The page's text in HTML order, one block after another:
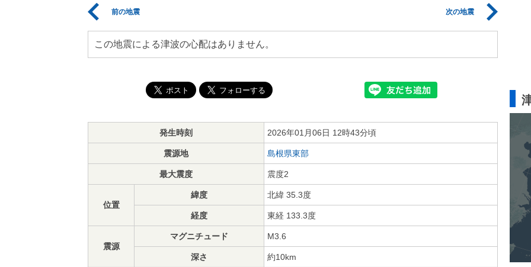
前の地震 次の地震
この地震による津波の心配はありません。
発生時刻 2026年01月06日 12時43分頃
震源地 島根県東部
最大震度 震度2
位置
緯度 北緯 35.3度
経度 東経 133.3度
震源
マグニチュード M3.6
深さ 約10km